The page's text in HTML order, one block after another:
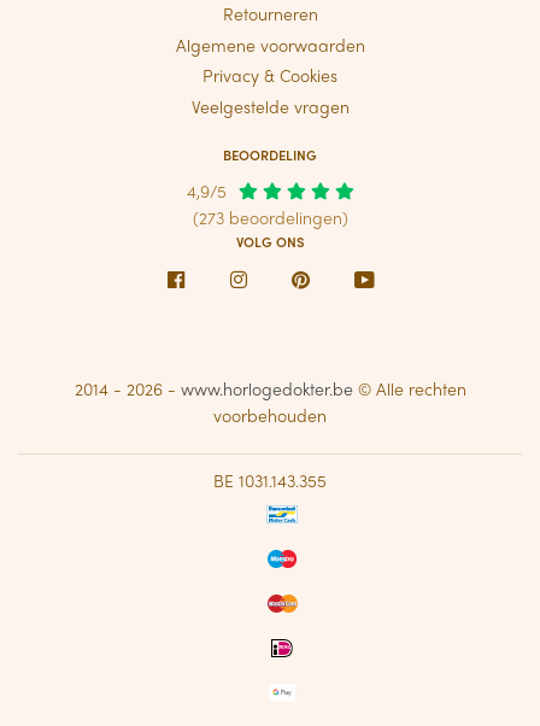
Retourneren
Algemene voorwaarden
Privacy & Cookies
Veelgestelde vragen
BEOORDELING
4,9/5
(273 beoordelingen)
VOLG ONS
Facebook Instagram PinterestYoutube
2014 - 2026 - www.horlogedokter.be© Alle rechten
voorbehouden
BE 1031.143.355